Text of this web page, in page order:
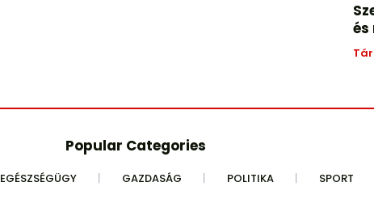
és
Popular Categories
EGÉSZSÉGÜGY GAZDASÁG POLITIKA SPORT